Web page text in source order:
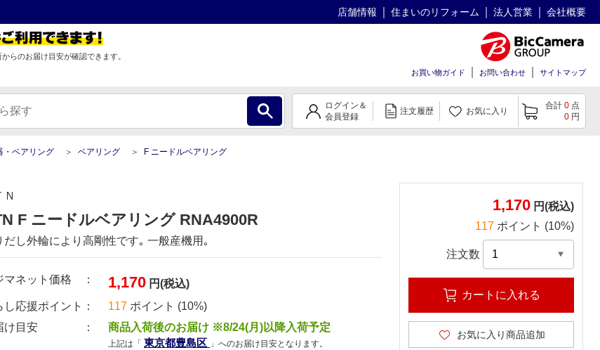
店舗情報 住まいのリフォーム 法人営業 会社概要
らのお届け目安が確認できます。
お買い物ガイド お問い合わせ サイトマップ
ログイン＆
会員登録
注文履歴 お気に入り
合計 0 点
0 円
・ベアリング ベアリング F ニードルベアリング
Ｎ
F ニードルベアリング RNA4900R
だし外輪により高剛性です｡ 一般産機用｡
マネット価格 ： 1,170 円(税込)
し応援ポイント：
117 ポイント (10%)
け目安 ：
商品入荷後のお届け ※8/24(月)以降入荷予定
上記は「 東京都豊島区 」へのお届け目安となります。
1,170 円(税込)
117 ポイント (10%)
注文数
カートに入れる
お気に入り商品追加